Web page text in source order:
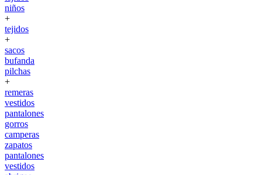
niños
+
tejidos
+
sacos
bufanda
pilchas
+
remeras
vestidos
pantalones
gorros
camperas
zapatos
pantalones
vestidos